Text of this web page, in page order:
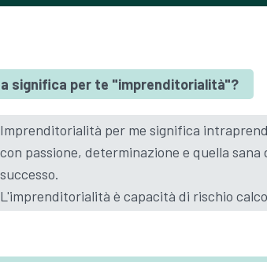
significa per te "imprenditorialità"?
Imprenditorialità per me significa
con passione, determinazione e quella
successo.
L'imprenditorialità è capacità di rischio